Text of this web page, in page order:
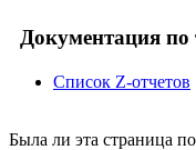
Документация по
Список Z-отчетов
Была ли эта страница